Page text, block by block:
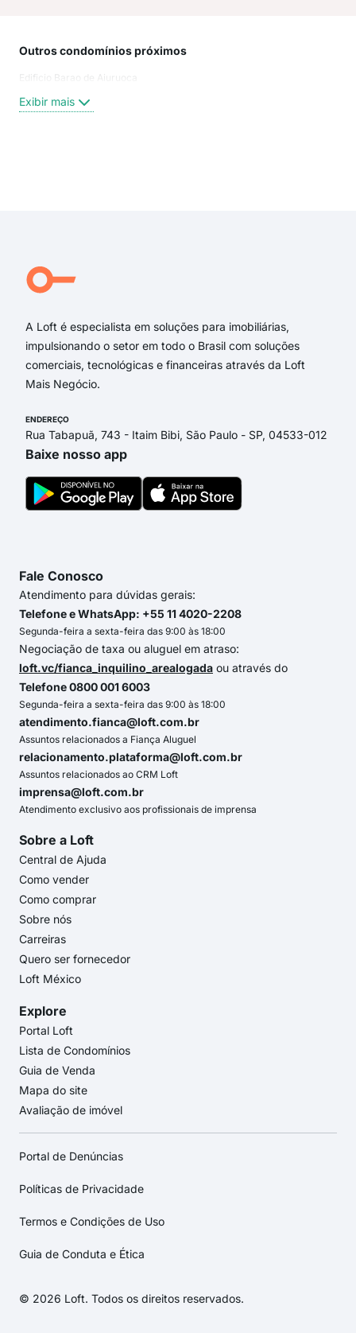
Outros condomínios próximos
Edificio Barao de Aiuruoca
Exibir mais
A Loft é especialista em soluções para imobiliárias,
impulsionando o setor em todo o Brasil com soluções
comerciais, tecnológicas e financeiras através da Loft
Mais Negócio.
ENDEREÇO
Rua Tabapuã, 743 - Itaim Bibi, São Paulo - SP, 04533-012
Baixe nosso app
Fale Conosco
Atendimento para dúvidas gerais:
Telefone e WhatsApp: +55 11 4020-2208
Segunda-feira a sexta-feira das 9:00 às 18:00
Negociação de taxa ou aluguel em atraso:
loft.vc/fianca_inquilino_arealogada ou através do
Telefone 0800 001 6003
Segunda-feira a sexta-feira das 9:00 às 18:00
atendimento.fianca@loft.com.br
Assuntos relacionados a Fiança Aluguel
relacionamento.plataforma@loft.com.br
Assuntos relacionados ao CRM Loft
imprensa@loft.com.br
Atendimento exclusivo aos profissionais de imprensa
Sobre a Loft
Central de Ajuda
Como vender
Como comprar
Sobre nós
Carreiras
Quero ser fornecedor
Loft México
Explore
Portal Loft
Lista de Condomínios
Guia de Venda
Mapa do site
Avaliação de imóvel
Portal de Denúncias
Políticas de Privacidade
Termos e Condições de Uso
Guia de Conduta e Ética
© 2026 Loft. Todos os direitos reservados.